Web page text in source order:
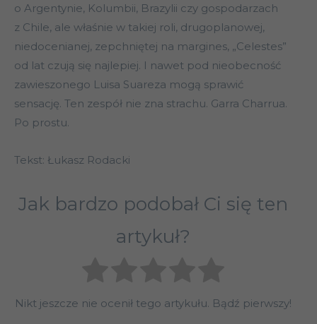
o Argentynie, Kolumbii, Brazylii czy gospodarzach
z Chile, ale właśnie w takiej roli, drugoplanowej,
niedocenianej, zepchniętej na margines, „Celestes”
od lat czują się najlepiej. I nawet pod nieobecność
zawieszonego Luisa Suareza mogą sprawić
sensację. Ten zespół nie zna strachu. Garra Charrua.
Po prostu.
Tekst: Łukasz Rodacki
Jak bardzo podobał Ci się ten
artykuł?
Nikt jeszcze nie ocenił tego artykułu. Bądź pierwszy!